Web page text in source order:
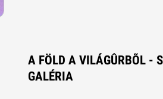
A FÖLD A VILÁGÛRBÕL -
GALÉRIA